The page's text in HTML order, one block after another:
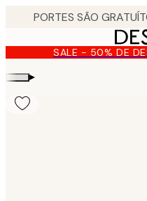
content. SALE - 50% DE
▸